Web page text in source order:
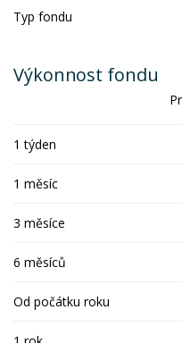
Typ fondu
Výkonnost fondu
1 týden
1 měsíc
3 měsíce
6 měsíců
Od počátku roku